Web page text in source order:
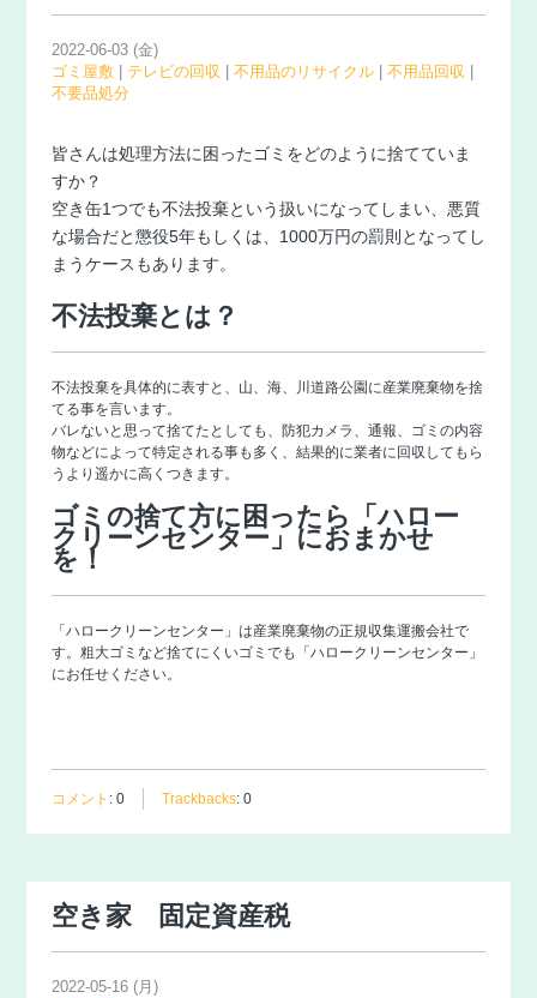
2022-06-03 (金)
ゴミ屋敷| テレビの回収 不用品のリサイクル| 不用品回収
不要品処分
皆さんは処理方法に困ったゴミをどのように捨てていま
すか？
空き缶1つでも不法投棄という扱いになってしまい、悪質
な場合だと懲役5年もしくは、1000万円の罰則となってし
まうケースもあります。
不法投棄とは？
不法投棄を具体的に表すと、山、海、川道路公園に産業廃棄物を捨
てる事を言います。
バレないと思って捨てたとしても、防犯カメラ、通報、ゴミの内容
物などによって特定される事も多く、結果的に業者に回収してもら
うより遥かに高くつきます。
ゴミの捨て方に困ったら「ハロー
クリーンセンター」におまかせ
を！
「 ハロークリーンセンター 」は産業廃棄物の正規収集運搬会社で
す。粗大ゴミなど捨てにくいゴミでも「 ハロークリーンセンター 」
にお任せください。
コメント : 0 Trackbacks: 0
空き家 固定資産税
2022-05-16 (月)